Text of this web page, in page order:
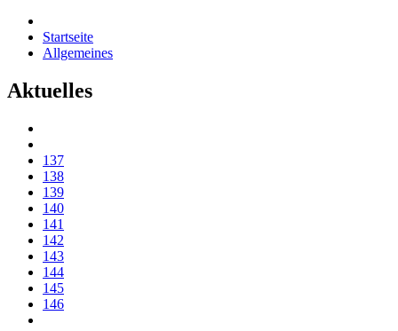
Startseite
Allgemeines
Aktuelles
137
138
139
140
141
142
143
144
145
146